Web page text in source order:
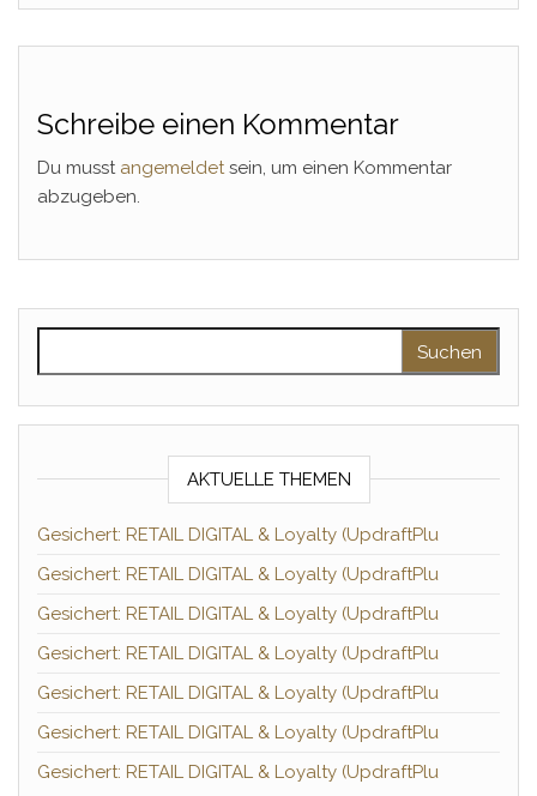
Schreibe einen Kommentar
Du musst angemeldet sein, um einen Kommentar
abzugeben.
AKTUELLE THEMEN
Gesichert: RETAIL DIGITAL & Loyalty (UpdraftPlu
Gesichert: RETAIL DIGITAL & Loyalty (UpdraftPlu
Gesichert: RETAIL DIGITAL & Loyalty (UpdraftPlu
Gesichert: RETAIL DIGITAL & Loyalty (UpdraftPlu
Gesichert: RETAIL DIGITAL & Loyalty (UpdraftPlu
Gesichert: RETAIL DIGITAL & Loyalty (UpdraftPlu
Gesichert: RETAIL DIGITAL & Loyalty (UpdraftPlu